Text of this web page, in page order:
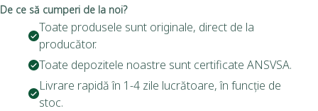
De ce să cumperi de la noi?
Toate produsele sunt originale, direct de la
producător.
Toate depozitele noastre sunt certificate ANSVSA.
Livrare rapidă în 1-4 zile lucrătoare, în funcție de
stoc.